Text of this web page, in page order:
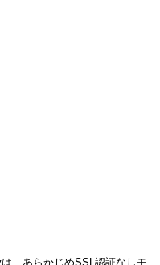
、あらかじめSSL認証なしモ